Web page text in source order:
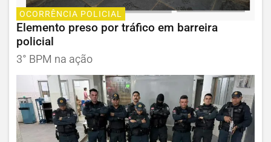
OCORRÊNCIA POLICIAL
Elemento preso por tráfico em barreira
policial
3° BPM na ação